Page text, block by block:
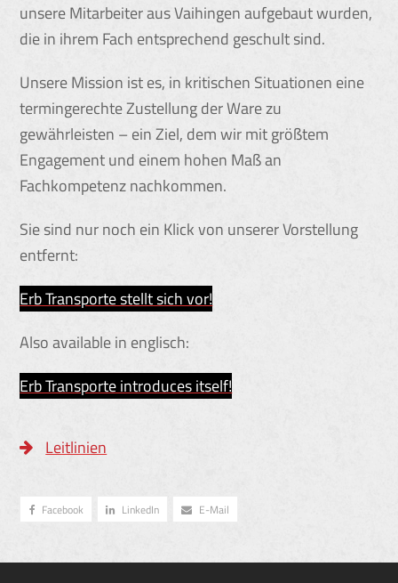
unsere Mitarbeiter aus Vaihingen aufgebaut wurden,
die in ihrem Fach entsprechend geschult sind.
Unsere Mission ist es, in kritischen Situationen eine
termingerechte Zustellung der Ware zu
gewährleisten – ein Ziel, dem wir mit größtem
Engagement und einem hohen Maß an
Fachkompetenz nachkommen.
Sie sind nur noch ein Klick von unserer Vorstellung
entfernt:
Erb Transporte stellt sich vor!
Also available in englisch:
Erb Transporte introduces itself!
Leitlinien
Facebook LinkedIn E-Mail